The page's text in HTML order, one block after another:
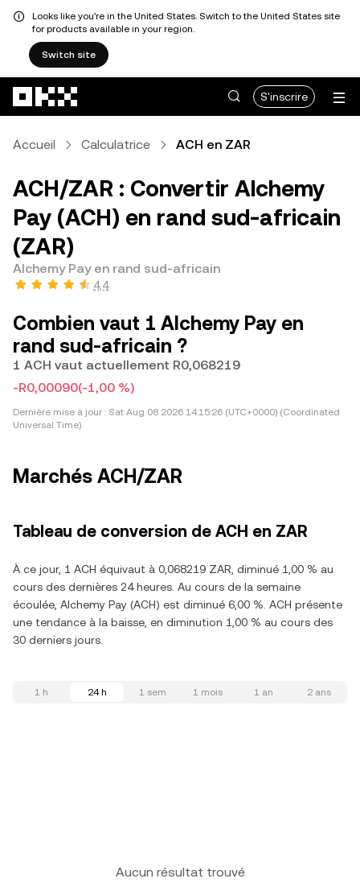
Looks like you're in the United States. Switch to the United States site
for products available in your region.
Switch site
S'inscrire
Accueil Calculatrice ACH en ZAR
ACH/ZAR : Convertir Alchemy
Pay (ACH) en rand sud-africain
(ZAR)
Alchemy Pay en rand sud-africain
4,4
Combien vaut 1 Alchemy Pay en
rand sud-africain ?
1 ACH vaut actuellement R0,068219
-R0,00090(-1,00 %)
Dernière mise à jour : Sat Aug 08 2026 14:15:26 (UTC+0000) (Coordinated
Universal Time)
Marchés ACH/ZAR
Tableau de conversion de ACH en ZAR
À ce jour, 1 ACH équivaut à 0,068219 ZAR, diminué 1,00 % au
cours des dernières 24 heures. Au cours de la semaine
écoulée, Alchemy Pay (ACH) est diminué 6,00 %. ACH présente
une tendance à la baisse, en diminution 1,00 % au cours des
30 derniers jours.
1 h 24 h 1 sem 1 mois 1 an 2 ans
Aucun résultat trouvé